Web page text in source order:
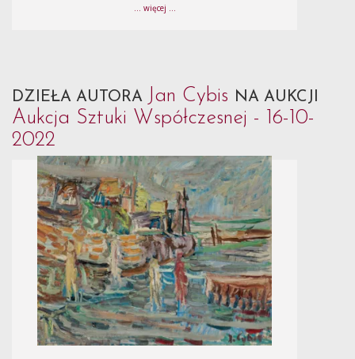
... więcej ...
DZIEŁA AUTORA Jan Cybis NA AUKCJI
Aukcja Sztuki Współczesnej - 16-10-
2022